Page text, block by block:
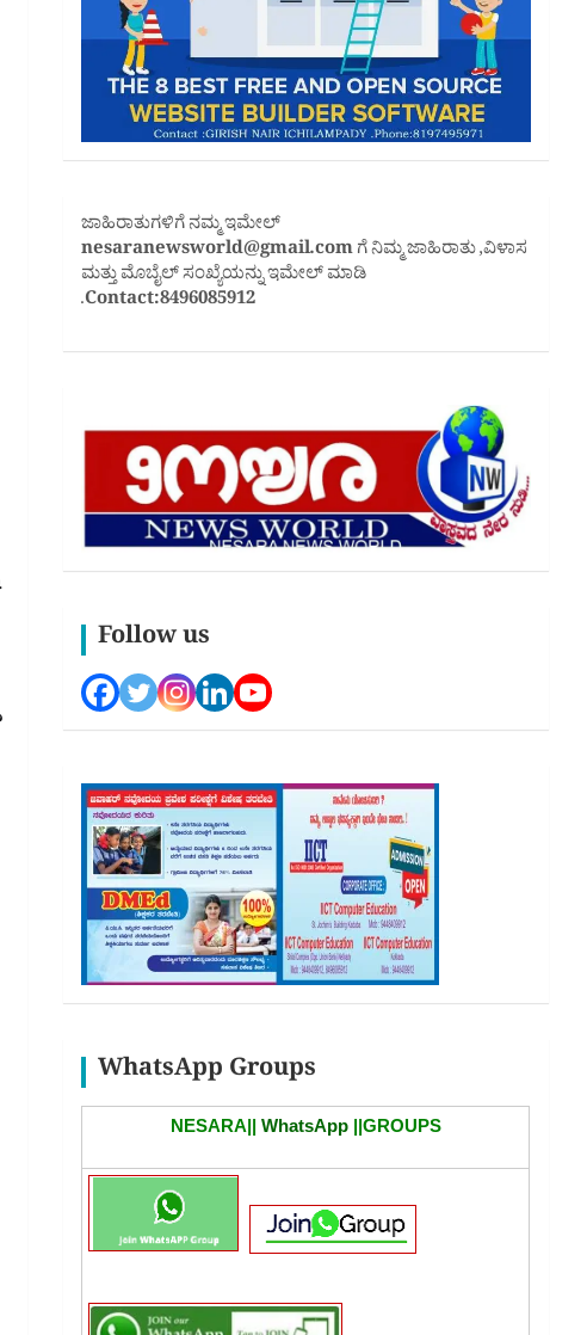
ಜಾಹಿರಾತುಗಳಿಗೆ ನಮ್ಮ ಇಮೇಲ್
nesaranewsworld@gmail.comಗೆ ನಿಮ್ಮ ಜಾಹಿರಾತು ,ವಿಳಾಸ
ಮತ್ತು ಮೊಬೈಲ್ ಸಂಖ್ಯೆಯನ್ನು ಇಮೇಲ್ ಮಾಡಿ
.Contact:8496085912
Follow us
WhatsApp Groups
NESARA|| WhatsApp||GROUPS